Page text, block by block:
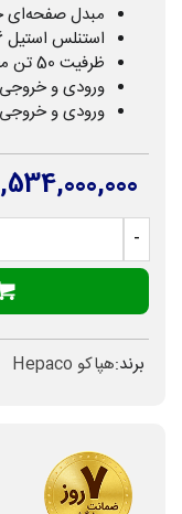
مبدل صفحه‌ای
استنلس استیل 316
ظرفیت 50 تن معادل 175 کیلووات
ورودی و خروجی سمت گاز
ورودی و خروجی
6,534,000,000
-
برند:هپاکو Hepaco